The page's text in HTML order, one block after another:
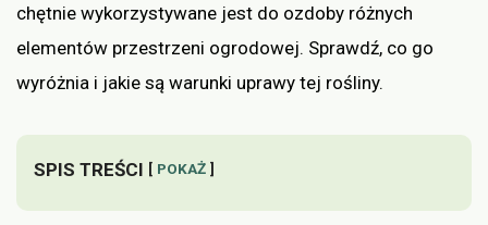
chętnie wykorzystywane jest do ozdoby różnych
elementów przestrzeni ogrodowej. Sprawdź, co go
wyróżnia i jakie są warunki uprawy tej rośliny.
SPIS TREŚCI POKAŻ